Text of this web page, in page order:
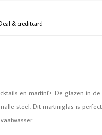
& creditcard
en martini's. De glazen in de
steel. Dit martiniglas is perfect